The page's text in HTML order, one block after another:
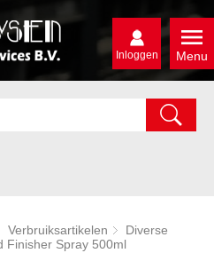
Menu
Inloggen
Verbruiksartikelen
Diverse
Finisher Spray 500ml